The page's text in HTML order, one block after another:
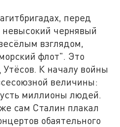
перед
невысокий чернявый
взглядом,
флот". Это
К началу войны
величины:
миллионы людей.
сам Сталин плакал
обаятельного